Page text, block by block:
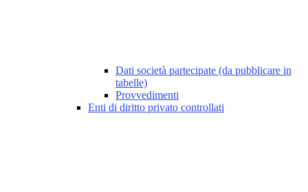
Dati società partecipate (da pubblicare in
tabelle)
Provvedimenti
Enti di diritto privato controllati